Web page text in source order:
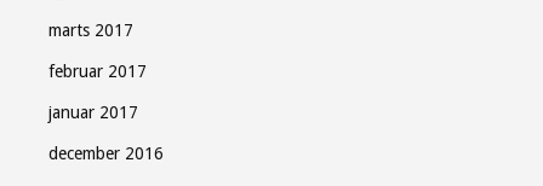
marts 2017
februar 2017
januar 2017
december 2016